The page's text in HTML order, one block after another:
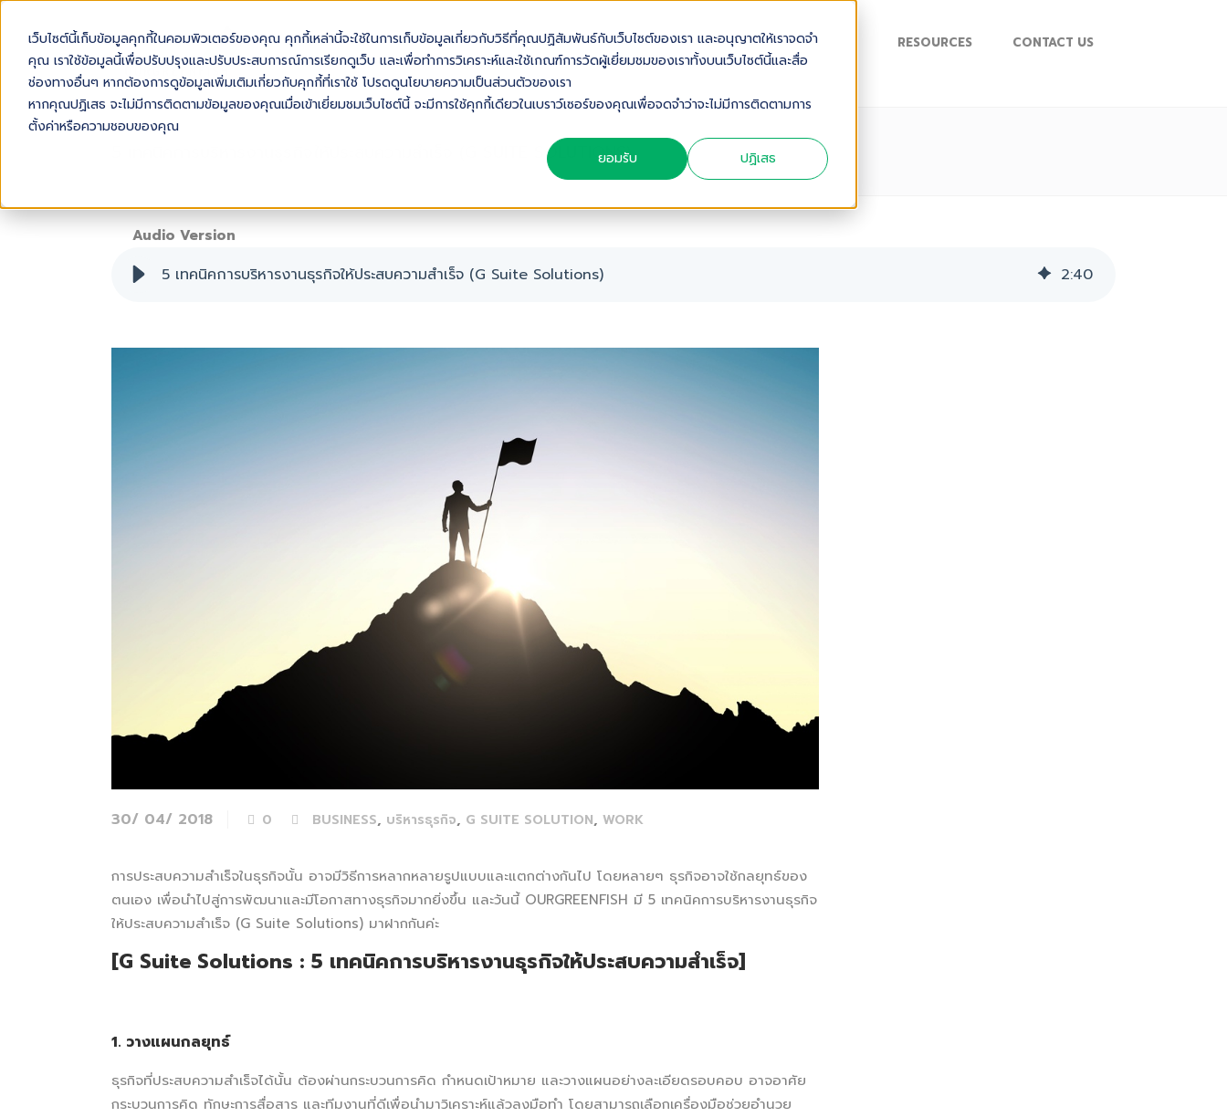
เว็บไซต์นี้เก็บข้อมูลคุกกี้ในคอมพิวเตอร์ของคุณ คุกกี้เหล่านี้จะใช้ในการเก็บข้อมูลเกี่ยวกับวิธีที่คุณปฏิสัมพันธ์กับเว็บไซต์ของเรา และอนุญาตให้เราจดจำ
คุณ เราใช้ข้อมูลนี้เพื่อปรับปรุงและปรับประสบการณ์การเรียกดูเว็บ และเพื่อทำการวิเคราะห์และใช้เกณฑ์การวัดผู้เยี่ยมชมของเราทั้งบนเว็บไซต์นี้และสื่อ
ช่องทางอื่นๆ หากต้องการดูข้อมูลเพิ่มเติมเกี่ยวกับคุกกี้ที่เราใช้ โปรดดูนโยบายความเป็นส่วนตัวของเรา
หากคุณปฏิเสธ จะไม่มีการติดตามข้อมูลของคุณเมื่อเข้าเยี่ยมชมเว็บไซต์นี้ จะมีการใช้คุกกี้เดียวในเบราว์เซอร์ของคุณเพื่อจดจำว่าจะไม่มีการติดตามการ
ตั้งค่าหรือความชอบของคุณ
ยอมรับ
ปฏิเสธ
ABOUT US SOLUTIONS INDUSTRIES SERVICES & SUPPORT RESOURCES CONTACT US
5 เทคนิคการบริหารงานธุรกิจให้ประสบความสำเร็จ (G SUITE SOLUTIONS)
Audio Version
5 เทคนิคการบริหารงานธุรกิจให้ประสบความสำเร็จ (G Suite Solutions) 2:40
30/ 04/ 2018 0 BUSINESS, บริหารธุรกิจ, G SUITE SOLUTION, WORK
การประสบความสำเร็จในธุรกิจนั้น อาจมีวิธีการหลากหลายรูปแบบและแตกต่างกันไป โดยหลายๆ ธุรกิจอาจใช้กลยุทธ์ของ
ตนเอง เพื่อนำไปสู่การพัฒนาและมีโอกาสทางธุรกิจมากยิ่งขึ้น และวันนี้ OURGREENFISH มี 5 เทคนิคการบริหารงานธุรกิจ
ให้ประสบความสำเร็จ (G Suite Solutions) มาฝากกันค่ะ
[G Suite Solutions : 5 เทคนิคการบริหารงานธุรกิจให้ประสบความสำเร็จ]
1. วางแผนกลยุทธ์
ธุรกิจที่ประสบความสำเร็จได้นั้น ต้องผ่านกระบวนการคิด กำหนดเป้าหมาย และวางแผนอย่างละเอียดรอบคอบ อาจอาศัย
กระบวนการคิด ทักษะการสื่อสาร และทีมงานที่ดีเพื่อนำมาวิเคราะห์แล้วลงมือทำ โดยสามารถเลือกเครื่องมือช่วยอำนวย